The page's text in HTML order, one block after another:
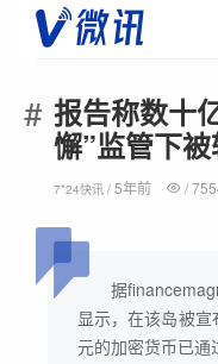
报告称数十
懈”监管下
7*24快讯 / 5年前 /
据
显示，在该岛被
元的加密货币已通